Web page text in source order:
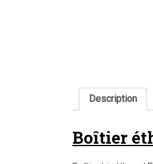
Description
Boîtier